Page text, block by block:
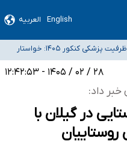
English العربیه
موضع وزارت بهداشت درباره ظرفیت پزشکی کنکور ۱۴۰۵: خواستار
هنوز پاسخ مشخصی نگرفته‌ایم
تخصصی فرماندهی صحنه عملیات و
دافوس آجا
و بیمه
خوزستان و کرمان بالاتر از
۲۸ / ۰۲ / ۱۴۰۵ - ۱۲:۴۲:۵۳
داد:
در گیلان با